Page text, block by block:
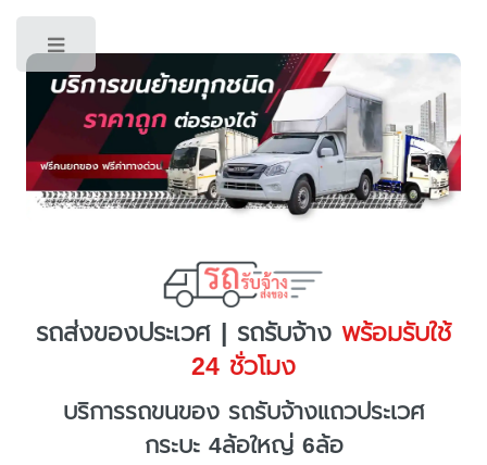
รถส่งของประเวศ | รถรับจ้าง พร้อมรับใช้
24 ชั่วโมง
บริการรถขนของ รถรับจ้างแถวประเวศ
กระบะ 4ล้อใหญ่ 6ล้อ
Toggle